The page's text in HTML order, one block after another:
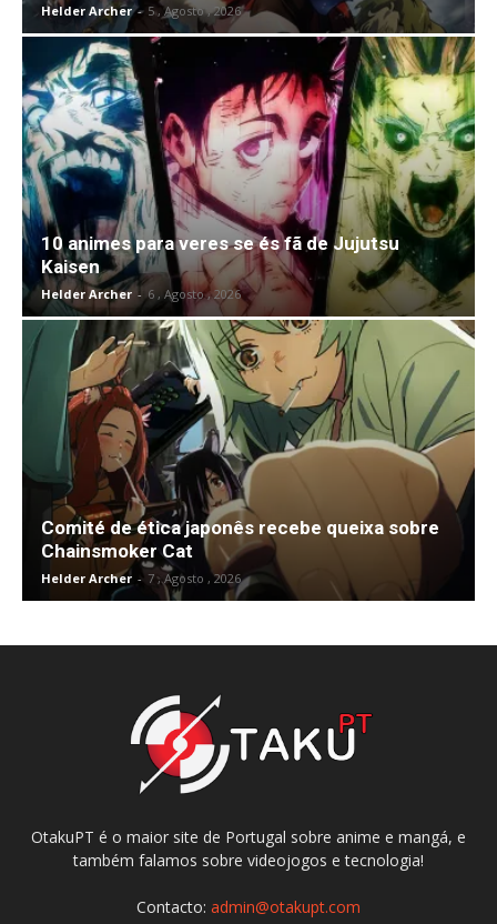
Helder Archer - 5 , Agosto , 2026
10 animes para veres se és fã de Jujutsu
Kaisen
Helder Archer - 6 , Agosto , 2026
Comité de ética japonês recebe queixa sobre
Chainsmoker Cat
Helder Archer - 7 , Agosto , 2026
OtakuPT é o maior site de Portugal sobre anime e mangá, e
também falamos sobre videojogos e tecnologia!
Contacto: admin@otakupt.com